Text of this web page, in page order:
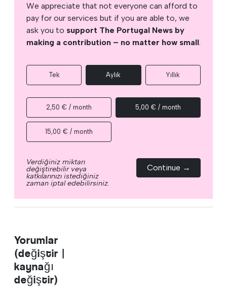
We appreciate that not everyone can afford to
pay for our services but if you are able to, we
ask you to support The Portugal News by
making a contribution – no matter how small.
Tek Aylık Yıllık
2,50 € / month 5,00 € / month
15,00 € / month
Verdiğiniz miktarı
değiştirebilir veya
katkılarınızı istediğiniz
zaman iptal edebilirsiniz.
Continue →
Yorumlar
(değiştir |
kaynağı
değiştir)